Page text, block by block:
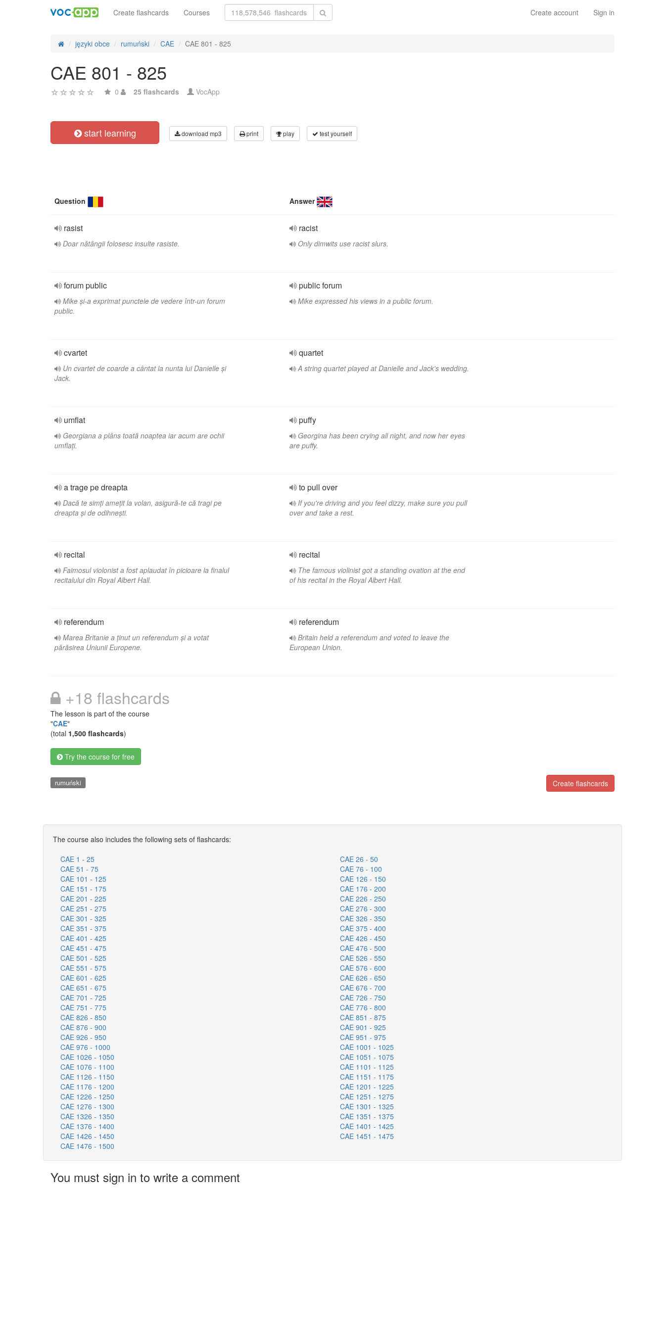
Create account Sign in
Create flashcards Courses
języki obce rumuński CAE CAE 801 - 825
CAE 801 - 825
0 25 flashcards VocApp
start learning download mp3 print play test yourself
Question Answer
rasist
Doar nătângii folosesc insulte rasiste.
racist
Only dimwits use racist slurs.
forum public
Mike și-a exprimat punctele de vedere într-un forum
public.
public forum
Mike expressed his views in a public forum.
cvartet
Un cvartet de coarde a cântat la nunta lui Danielle și
Jack.
quartet
A string quartet played at Danielle and Jack's wedding.
umflat
Georgiana a plâns toată noaptea iar acum are ochii
umflați.
puffy
Georgina has been crying all night, and now her eyes
are puffy.
a trage pe dreapta
Dacă te simți amețit la volan, asigură-te că tragi pe
dreapta și de odihnești.
to pull over
If you're driving and you feel dizzy, make sure you pull
over and take a rest.
recital
Faimosul violonist a fost aplaudat în picioare la finalul
recitalului din Royal Albert Hall.
recital
The famous violinist got a standing ovation at the end
of his recital in the Royal Albert Hall.
referendum
Marea Britanie a ținut un referendum și a votat
părăsirea Uniunii Europene.
referendum
Britain held a referendum and voted to leave the
European Union.
+18 flashcards
The lesson is part of the course
"CAE"
(total 1,500 flashcards)
Try the course for free
Create flashcards
rumuński
The course also includes the following sets of flashcards:
CAE 1 - 25
CAE 26 - 50
CAE 51 - 75
CAE 76 - 100
CAE 101 - 125
CAE 126 - 150
CAE 151 - 175
CAE 176 - 200
CAE 201 - 225
CAE 226 - 250
CAE 251 - 275
CAE 276 - 300
CAE 301 - 325
CAE 326 - 350
CAE 351 - 375
CAE 375 - 400
CAE 401 - 425
CAE 426 - 450
CAE 451 - 475
CAE 476 - 500
CAE 501 - 525
CAE 526 - 550
CAE 551 - 575
CAE 576 - 600
CAE 601 - 625
CAE 626 - 650
CAE 651 - 675
CAE 676 - 700
CAE 701 - 725
CAE 726 - 750
CAE 751 - 775
CAE 776 - 800
CAE 826 - 850
CAE 851 - 875
CAE 876 - 900
CAE 901 - 925
CAE 926 - 950
CAE 951 - 975
CAE 976 - 1000
CAE 1001 - 1025
CAE 1026 - 1050
CAE 1051 - 1075
CAE 1076 - 1100
CAE 1101 - 1125
CAE 1126 - 1150
CAE 1151 - 1175
CAE 1176 - 1200
CAE 1201 - 1225
CAE 1226 - 1250
CAE 1251 - 1275
CAE 1276 - 1300
CAE 1301 - 1325
CAE 1326 - 1350
CAE 1351 - 1375
CAE 1376 - 1400
CAE 1401 - 1425
CAE 1426 - 1450
CAE 1451 - 1475
CAE 1476 - 1500
You must sign in to write a comment